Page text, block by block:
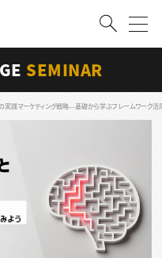
会員登録
SEMINAR
実践マーケティング戦略―基礎から学ぶフレームワーク